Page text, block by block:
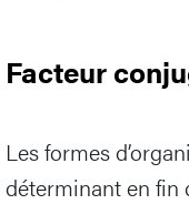
Facteur
Les formes
déterminant en fin